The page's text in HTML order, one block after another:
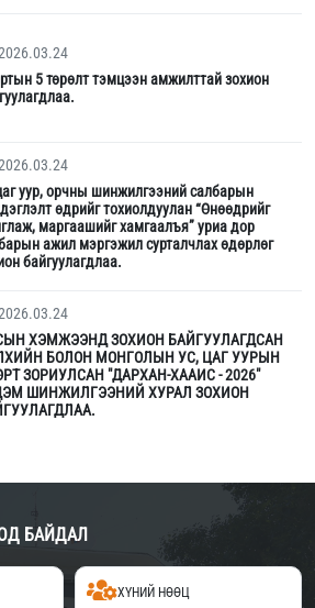
5 төрөлт тэмцээн амжилттай зохион
уур, орчны шинжилгээний салбарын
өдрийг тохиолдуулан “Өнөөдрийг
маргаашийг хамгаалъя” уриа дор
ажил мэргэжил сурталчлах өдөрлөг
байгуулагдлаа.
ХЭМЖЭЭНД ЗОХИОН БАЙГУУЛАГДСАН
БОЛОН МОНГОЛЫН УС, ЦАГ УУРЫН
ЗОРИУЛСАН "ДАРХАН-ХААИС - 2026"
ШИНЖИЛГЭЭНИЙ ХУРАЛ ЗОХИОН
БАЙДАЛ
ХҮНИЙ НӨӨЦ